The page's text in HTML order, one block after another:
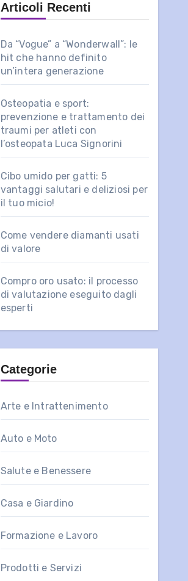
Articoli Recenti
Da “Vogue” a “Wonderwall”: le
hit che hanno definito
un’intera generazione
Osteopatia e sport:
prevenzione e trattamento dei
traumi per atleti con
l’osteopata Luca Signorini
Cibo umido per gatti: 5
vantaggi salutari e deliziosi per
il tuo micio!
Come vendere diamanti usati
di valore
Compro oro usato: il processo
di valutazione eseguito dagli
esperti
Categorie
Arte e Intrattenimento
Auto e Moto
Salute e Benessere
Casa e Giardino
Formazione e Lavoro
Prodotti e Servizi